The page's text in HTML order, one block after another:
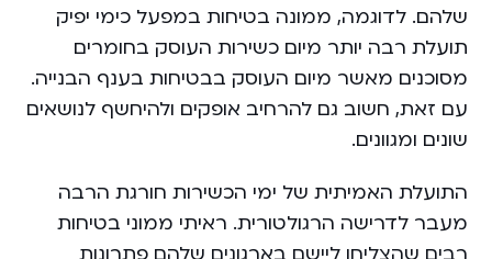
שלהם. לדוגמה, ממונה בטיחות במפעל כימי יפיק
תועלת רבה יותר מיום כשירות העוסק בחומרים
מסוכנים מאשר מיום העוסק בבטיחות בענף הבנייה.
עם זאת, חשוב גם להרחיב אופקים ולהיחשף לנושאים
שונים ומגוונים.
התועלת האמיתית של ימי הכשירות חורגת הרבה
מעבר לדרישה הרגולטורית. ראיתי ממוני בטיחות